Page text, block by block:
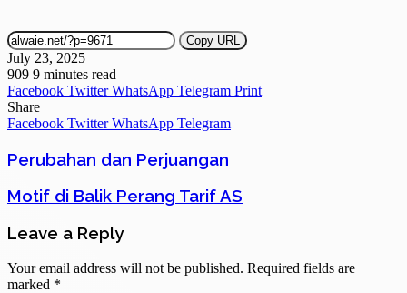
Copy URL
July 23, 2025
909 9 minutes read
Facebook Twitter WhatsApp Telegram Print
Share
Facebook Twitter WhatsApp Telegram
Perubahan dan Perjuangan
Motif di Balik Perang Tarif AS
Leave a Reply
Your email address will not be published. Required fields are
marked *